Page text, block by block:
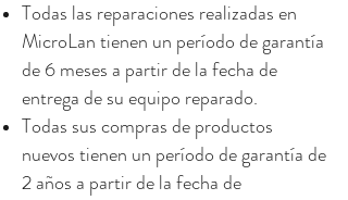
Todas las reparaciones realizadas en
MicroLan tienen un período de garantía
de 6 meses a partir de la fecha de
entrega de su equipo reparado.
Todas sus compras de productos
nuevos tienen un período de garantía de
2 años a partir de la fecha de